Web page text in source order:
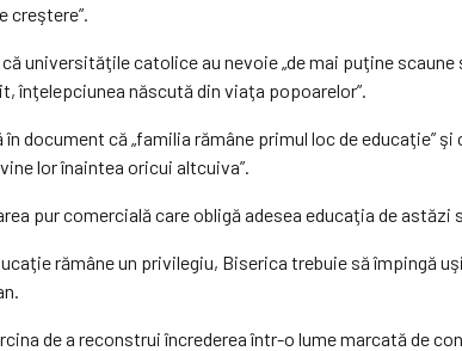
creştere”.
că universităţile catolice au nevoie „de mai puţine
înţelepciunea născută din viaţa popoarelor”.
în document că „familia rămâne primul loc de
lor înaintea oricui altcuiva”.
pur comercială care obligă adesea educaţia de
rămâne un privilegiu, Biserica trebuie să împingă
de a reconstrui încrederea într-o lume marcată